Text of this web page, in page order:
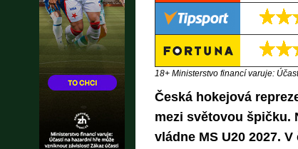
18+ Ministerstvo financí varuje:
Česká hokejová
mezi světovou špičku.
vládne MS U20 2027.